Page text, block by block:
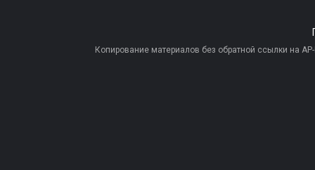
Копирование материалов без обратной ссылки на